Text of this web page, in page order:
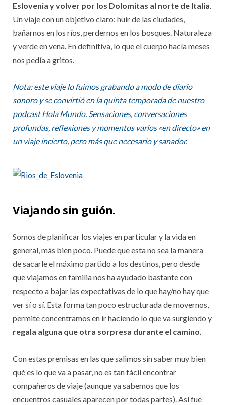
Eslovenia y volver por los Dolomitas al norte de Italia.
Un viaje con un objetivo claro: huir de las ciudades,
bañarnos en los ríos, perdernos en los bosques. Naturaleza
y verde en vena. En definitiva, lo que el cuerpo hacía meses
nos pedía a gritos.
Nota: este viaje lo fuimos grabando a modo de diario
sonoro y se convirtió en la quinta temporada de nuestro
podcast Hola Mundo. Sensaciones, conversaciones
profundas, reflexiones y momentos varios «en directo» en
un viaje incierto, pero más que necesario y sanador.
Viajando sin guión.
Somos de planificar los viajes en particular y la vida en
general, más bien poco. Puede que esta no sea la manera
de sacarle el máximo partido a los destinos, pero desde
que viajamos en familia nos ha ayudado bastante con
respecto a bajar las expectativas de lo que hay/no hay que
ver sí o sí. Esta forma tan poco estructurada de movernos,
permite concentramos en ir haciendo lo que va surgiendo y
regala alguna que otra sorpresa durante el camino.
Con estas premisas en las que salimos sin saber muy bien
qué es lo que va a pasar, no es tan fácil encontrar
compañeros de viaje (aunque ya sabemos que los
encuentros casuales aparecen por todas partes). Así fue